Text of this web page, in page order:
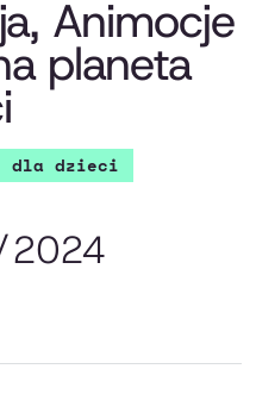
Animocje
planeta
dla dzieci
2024